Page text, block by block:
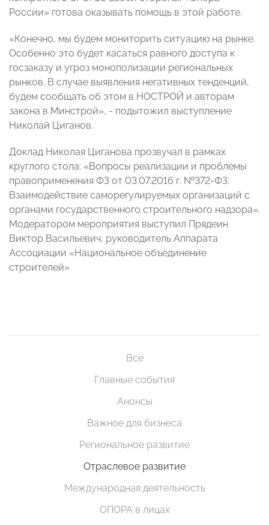
России» готова оказывать помощь в этой работе.
«Конечно, мы будем мониторить ситуацию на рынке.
Особенно это будет касаться равного доступа к
госзаказу и угроз монополизации региональных
рынков. В случае выявления негативных тенденций,
будем сообщать об этом в НОСТРОЙ и авторам
закона в Минстрой», - подытожил выступление
Николай Циганов.
Доклад Николая Циганова прозвучал в рамках
круглого стола: «Вопросы реализации и проблемы
правоприменения ФЗ от 03.07.2016 г. №372-ФЗ.
Взаимодействие саморегулируемых организаций с
органами государственного строительного надзора».
Модератором мероприятия выступил Прядеин
Виктор Васильевич, руководитель Аппарата
Ассоциации «Национальное объединение
строителей»
Все
Главные события
Анонсы
Важное для бизнеса
Региональное развитие
Отраслевое развитие
Международная деятельность
ОПОРА в лицах